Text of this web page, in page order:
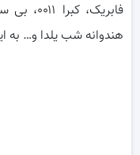
فابریک،
هندوانه شب یلدا و…